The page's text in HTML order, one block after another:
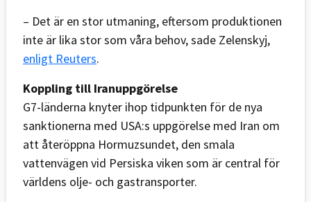
– Det är en stor utmaning, eftersom produktionen
inte är lika stor som våra behov, sade Zelenskyj,
enligt Reuters.
Koppling till Iranuppgörelse
G7-länderna knyter ihop tidpunkten för de nya
sanktionerna med USA:s uppgörelse med Iran om
att återöppna Hormuzsundet, den smala
vattenvägen vid Persiska viken som är central för
världens olje- och gastransporter.